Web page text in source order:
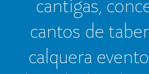
cantos de
calquera